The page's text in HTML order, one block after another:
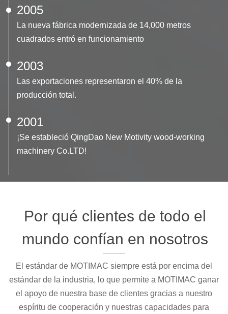
2005
La nueva fábrica modernizada de 14,000 metros
cuadrados entró en funcionamiento
2003
Las exportaciones representaron el 40% de la
producción total.
2001
¡Se estableció QingDao New Motivity wood-working
machinery Co.LTD!
Por qué clientes de todo el
mundo confían en nosotros
El estándar de MOTIMAC siempre está por encima del
estándar de la industria, lo que permite a MOTIMAC ganar
el apoyo de nuestra base de clientes gracias a nuestro
espíritu de cooperación y nuestras capacidades para